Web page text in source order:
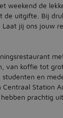
weekend de
de uitgifte. Bij
jij ons jouw
van koffie tot
en
Station
prachtig